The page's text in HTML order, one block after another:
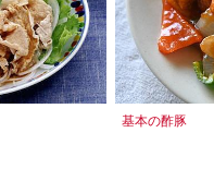
基本の酢豚